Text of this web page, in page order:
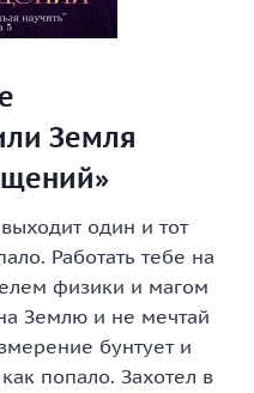
Земля
один и тот
Работать тебе на
физики и магом
Землю и не мечтай
бунтует и
попало. Захотел в